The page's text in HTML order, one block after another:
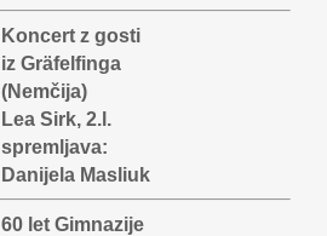
Koncert z gosti
iz Gräfelfinga
(Nemčija)
Lea Sirk, 2.l.
spremljava:
Danijela Masliuk
60 let Gimnazije